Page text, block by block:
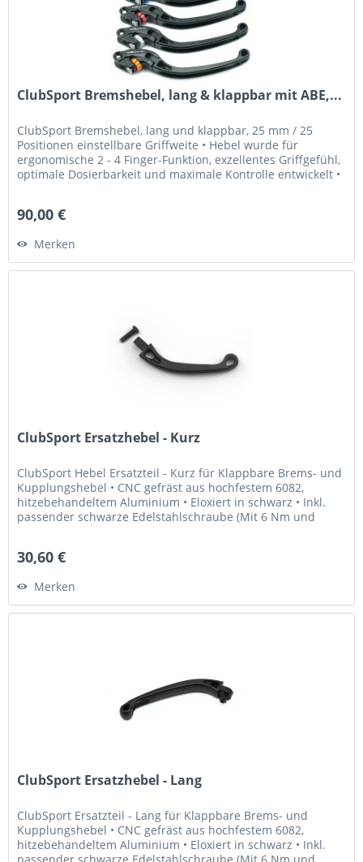
ClubSport Bremshebel, lang & klappbar mit ABE,...
ClubSport Bremshebel, lang und klappbar, 25 mm / 25
Positionen einstellbare Griffweite • Hebel wurde für
ergonomische 2 - 4 Finger-Funktion, exzellentes Griffgefühl,
optimale Dosierbarkeit und maximale Kontrolle entwickelt •
90,00 €
Merken
ClubSport Ersatzhebel - Kurz
ClubSport Hebel Ersatzteil - Kurz für Klappbare Brems- und
Kupplungshebel • CNC gefräst aus hochfestem 6082,
hitzebehandeltem Aluminium • Eloxiert in schwarz • Inkl.
passender schwarze Edelstahlschraube (Mit 6 Nm und
30,60 €
Merken
ClubSport Ersatzhebel - Lang
ClubSport Ersatzteil - Lang für Klappbare Brems- und
Kupplungshebel • CNC gefräst aus hochfestem 6082,
hitzebehandeltem Aluminium • Eloxiert in schwarz • Inkl.